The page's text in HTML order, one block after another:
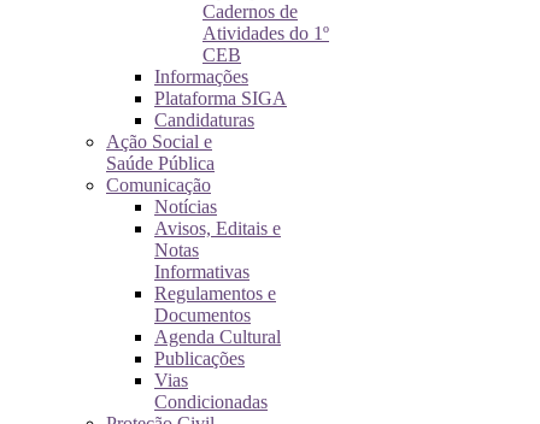
Cadernos de
Atividades do 1º
CEB
Informações
Plataforma SIGA
Candidaturas
Ação Social e
Saúde Pública
Comunicação
Notícias
Avisos, Editais e
Notas
Informativas
Regulamentos e
Documentos
Agenda Cultural
Publicações
Vias
Condicionadas